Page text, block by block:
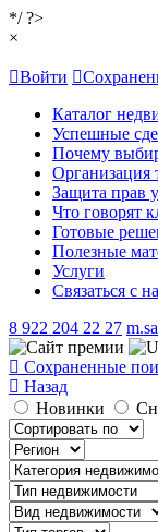
*/ ?>
×
Войти
Каталог
Успешные
Почему
Организация
Защита прав
Что говорят
Готовые
Полезные
Услуги
Связаться с
8 922 204 22 27
Сохраненные
Назад
Новинки